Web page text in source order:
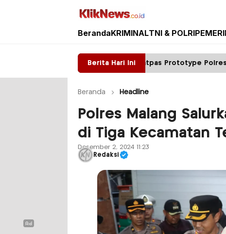
Kliknews.co.id
BerandaKRIMINALTNI & POLRI
Berita Hari Ini
Satpas Prototype Polres Malang Perketat
Beranda Headline
Polres Malang
di Tiga Kecamatan
Desember 2, 2024 11:23
Redaksi